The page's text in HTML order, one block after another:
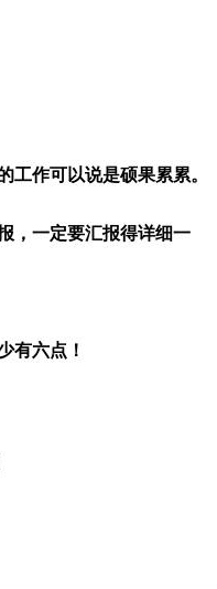
工作可以说是硕果累累。
，一定要汇报得详细一
有六点！